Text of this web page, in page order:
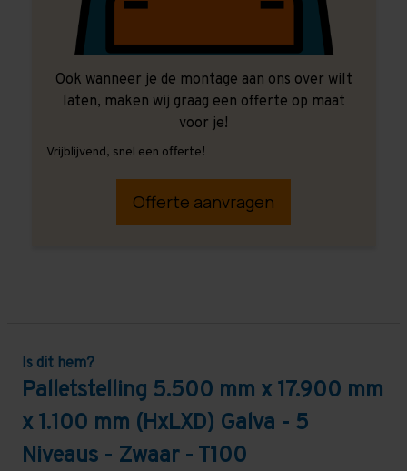
Ook wanneer je de montage aan ons over wilt
laten, maken wij graag een offerte op maat
voor je!
Vrijblijvend, snel een offerte!
Offerte aanvragen
Is dit hem?
Palletstelling 5.500 mm x 17.900 mm
x 1.100 mm (HxLXD) Galva - 5
Niveaus - Zwaar - T100